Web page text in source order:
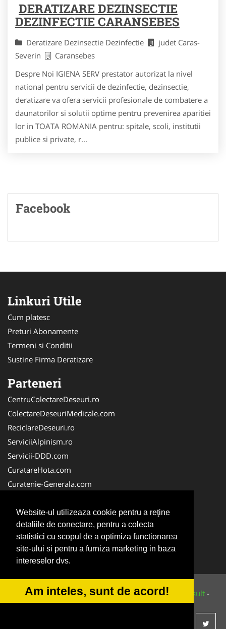
Website-ul utilizeaza cookie pentru a reţine
detaliile de conectare, pentru a colecta
statistici cu scopul de a optimiza functionarea
site-ului si pentru a furniza marketing in baza
intereselor dvs.
Am inteles, sunt de acord!
DERATIZARE DEZINSECTIE
DEZINFECTIE CARANSEBES
Deratizare Dezinsectie Dezinfectie
judet Caras-
Severin
Caransebes
Despre Noi IGIENA SERV prestator autorizat la nivel
national pentru servicii de dezinfectie, dezinsectie,
deratizare va ofera servicii profesionale de combatere a
daunatorilor si solutii optime pentru prevenirea aparitiei
lor in TOATA ROMANIA pentru: spitale, scoli, institutii
publice si private, r...
Facebook
Linkuri Utile
Cum platesc
Preturi Abonamente
Termeni si Conditii
Sustine Firma Deratizare
Parteneri
CentruColectareDeseuri.ro
ColectareDeseuriMedicale.com
ReciclareDeseuri.ro
ServiciiAlpinism.ro
Servicii-DDD.com
CuratareHota.com
Curatenie-Generala.com
Spalatorie-Covoare.com
Spalatorie-Curatatorie.ro
Spalatorie-Curatatorie.com
Servicii-Deratizare.com
© 2014-2026 Powered byVilonMedia&Tokaido Consult -